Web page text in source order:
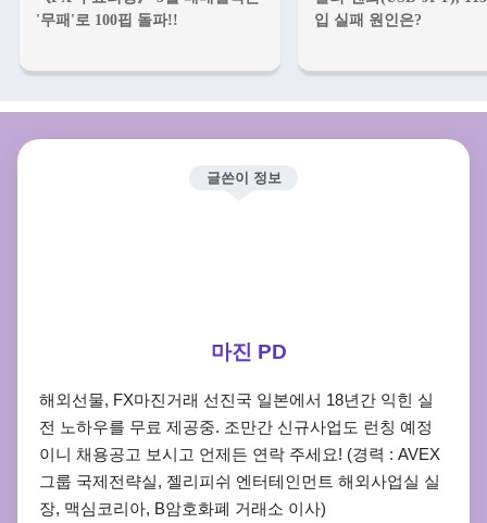
'무패'로 100핍 돌파!!
입 실패 원인은?
글쓴이 정보
마진 PD
해외선물, FX마진거래 선진국 일본에서 18년간 익힌 실
전 노하우를 무료 제공중. 조만간 신규사업도 런칭 예정
이니 채용공고 보시고 언제든 연락 주세요! (경력 : AVEX
그룹 국제전략실, 젤리피쉬 엔터테인먼트 해외사업실 실
장, 맥심코리아, B암호화폐 거래소 이사)